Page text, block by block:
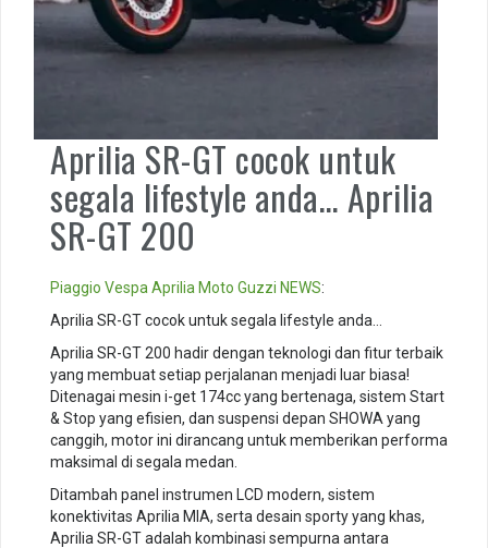
Aprilia SR-GT cocok untuk
segala lifestyle anda… Aprilia
SR-GT 200
Piaggio Vespa Aprilia Moto Guzzi NEWS:
Aprilia SR-GT cocok untuk segala lifestyle anda…
Aprilia SR-GT 200 hadir dengan teknologi dan fitur terbaik
yang membuat setiap perjalanan menjadi luar biasa!
Ditenagai mesin i-get 174cc yang bertenaga, sistem Start
& Stop yang efisien, dan suspensi depan SHOWA yang
canggih, motor ini dirancang untuk memberikan performa
maksimal di segala medan.
Ditambah panel instrumen LCD modern, sistem
konektivitas Aprilia MIA, serta desain sporty yang khas,
Aprilia SR-GT adalah kombinasi sempurna antara